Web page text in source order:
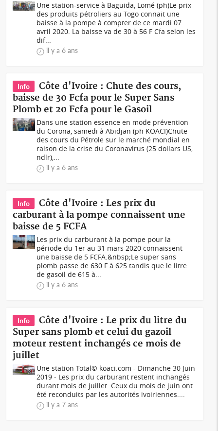
Une station-service à Baguida, Lomé (ph)Le prix
des produits pétroliers au Togo connait une
baisse à la pompe à compter de ce mardi 07
avril 2020. La baisse va de 30 à 56 F Cfa selon les
dif...
il y a 6 ans
Info
Côte d'Ivoire : Chute des cours,
baisse de 30 Fcfa pour le Super Sans
Plomb et 20 Fcfa pour le Gasoil
Dans une station essence en mode prévention
du Corona, samedi à Abidjan (ph KOACI)Chute
des cours du Pétrole sur le marché mondial en
raison de la crise du Coronavirus (25 dollars US,
ndlr),...
il y a 6 ans
Info
Côte d'Ivoire : Les prix du
carburant à la pompe connaissent une
baisse de 5 FCFA
Les prix du carburant à la pompe pour la
période du 1er au 31 mars 2020 connaissent
une baisse de 5 FCFA.&nbsp;Le super sans
plomb passe de 630 F à 625 tandis que le litre
de gasoil de 615 à...
il y a 6 ans
Info
Côte d'Ivoire : Le prix du litre du
Super sans plomb et celui du gazoil
moteur restent inchangés ce mois de
juillet
Une station Total© koaci.com - Dimanche 30 Juin
2019 - Les prix du carburant restent inchangés
durant mois de juillet. Ceux du mois de juin ont
été reconduits par les autorités ivoiriennes....
il y a 7 ans